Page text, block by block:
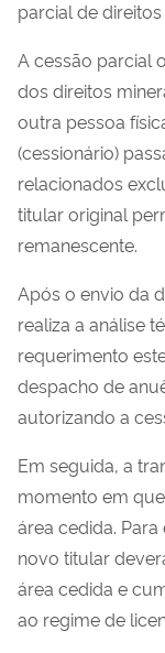
parcial de
A cessão parcial
dos direitos
outra pessoa
(cessionário)
relacionados
titular original
remanescente.
Após o envio da
realiza a análise
requerimento
despacho de
autorizando a
Em seguida, a
momento em
área cedida.
novo titular
área cedida e
ao regime de